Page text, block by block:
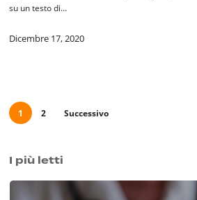
su un testo di…
Dicembre 17, 2020
1 2 Successivo
I più letti